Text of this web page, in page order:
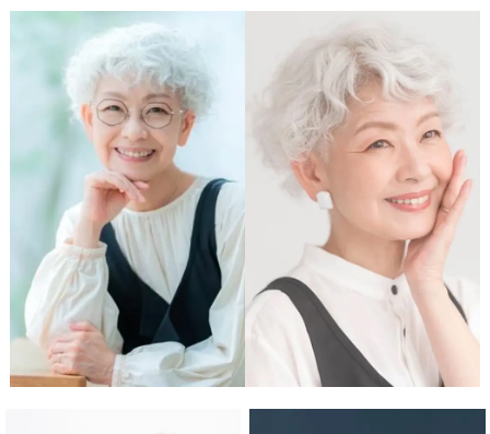
モデル一覧 提携スタジオ一覧
Web制作
スタジオ概要 運営会社
オプション内容 よくある質問
お知らせ ブログ
ディレクター・カメラマン
募集
モデル募集